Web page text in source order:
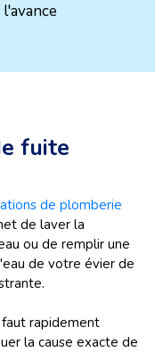
fuite
de plomberie
de laver la
ou de remplir une
de votre évier de
faut rapidement
la cause exacte de